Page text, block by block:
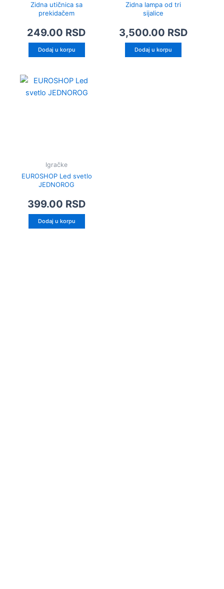
Zidna utičnica sa
prekidačem
249.00 RSD
Dodaj u korpu
Zidna lampa od tri
sijalice
3,500.00 RSD
Dodaj u korpu
Igračke
EUROSHOP Led svetlo
JEDNOROG
399.00 RSD
Dodaj u korpu